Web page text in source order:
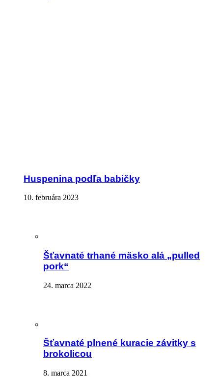
Huspenina podľa babičky
10. februára 2023
Šťavnaté trhané mäsko alá „pulled
pork“
24. marca 2022
Šťavnaté plnené kuracie závitky s
brokolicou
8. marca 2021